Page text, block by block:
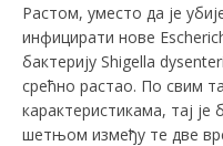
Растом, уместо да је
инфицирати нове
бактерију Shigella
срећно растао. По свим
карактеристикама, тај
шетњом између те две